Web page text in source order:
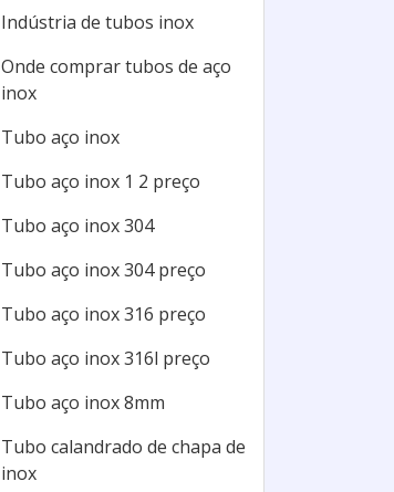
Indústria de tubos inox
Onde comprar tubos de aço
inox
Tubo aço inox
Tubo aço inox 1 2 preço
Tubo aço inox 304
Tubo aço inox 304 preço
Tubo aço inox 316 preço
Tubo aço inox 316l preço
Tubo aço inox 8mm
Tubo calandrado de chapa de
inox